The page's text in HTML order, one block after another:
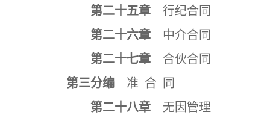
第二十五章 行纪合同
第二十六章 中介合同
第二十七章 合伙合同
第三分编 准 合 同
第二十八章 无因管理